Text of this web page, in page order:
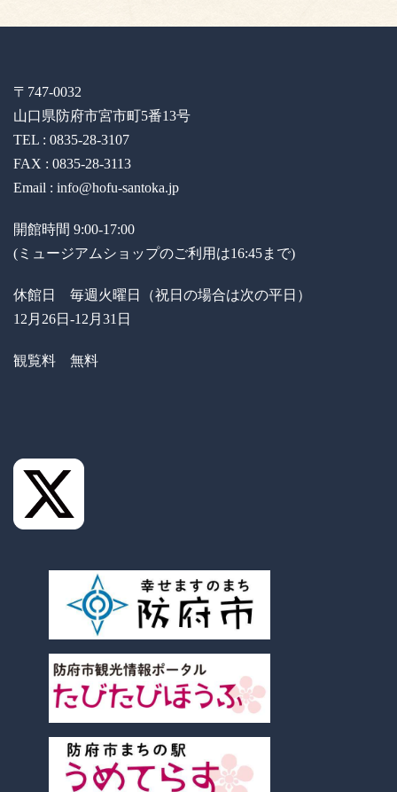
〒747-0032
山口県防府市宮市町5番13号
TEL : 0835-28-3107
FAX : 0835-28-3113
Email : info@hofu-santoka.jp
開館時間 9:00-17:00
(ミュージアムショップのご利用は16:45まで)
休館日 毎週火曜日（祝日の場合は次の平日）
12月26日-12月31日
観覧料 無料